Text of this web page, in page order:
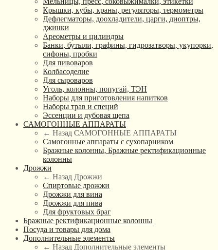
Крышки, кубы, краны, регуляторы, термометры
Дефлегматоры, доохладители, царги, диоптры,
джинки
Ареометры и цилиндры
Банки, бутыли, графины, гидрозатворы, укупорки,
сифоны, пробки
Для пивоваров
Колбасоделие
Для сыроваров
Уголь, колонны, попугай, ТЭН
Наборы для приготовления напитков
Наборы трав и специй
Эссенции и дубовая щепа
САМОГОННЫЕ АППАРАТЫ
← Назад САМОГОННЫЕ АППАРАТЫ
Самогонные аппараты с сухопарником
Бражные колонны, Бражные ректификационные
колонны
Дрожжи
← Назад Дрожжи
Спиртовые дрожжи
Дрожжи для вина
Дрожжи для пива
Для фруктовых браг
Бражные ректификационные колонны
Посуда и товары для дома
Дополнительные элементы
← Назад Дополнительные элементы